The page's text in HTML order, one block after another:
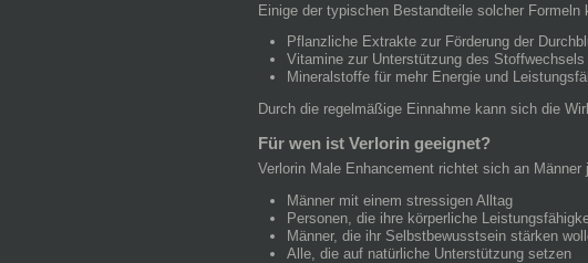
Einige der typischen Bestandteile solcher Formeln
Pflanzliche Extrakte zur Förderung der
Vitamine zur Unterstützung des Stoffwechsels
Mineralstoffe für mehr Energie und
Durch die regelmäßige Einnahme kann sich die
Für wen ist Verlorin geeignet?
Verlorin Male Enhancement richtet sich an
Männer mit einem stressigen Alltag
Personen, die ihre körperliche
Männer, die ihr Selbstbewusstsein stärken
Alle, die auf natürliche Unterstützung setzen